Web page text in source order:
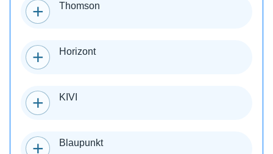
Thomson
Horizont
KIVI
Blaupunkt